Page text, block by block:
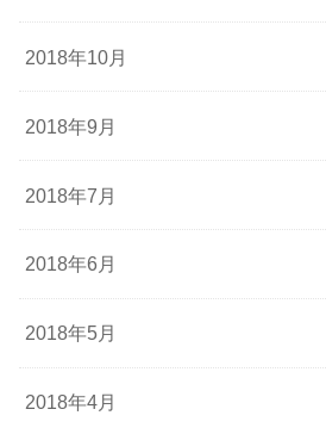
2018年10月
2018年9月
2018年7月
2018年6月
2018年5月
2018年4月